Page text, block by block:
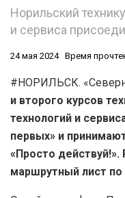
Норильский
и сервиса
24 мая 2024 Время
#НОРИЛЬСК.
и второго курсов
технологий и
первых» и
«Просто
маршрутный лист